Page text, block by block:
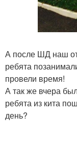
А после ШД наш
ребята
провели время!
А так же вчера
ребята из кита
день?